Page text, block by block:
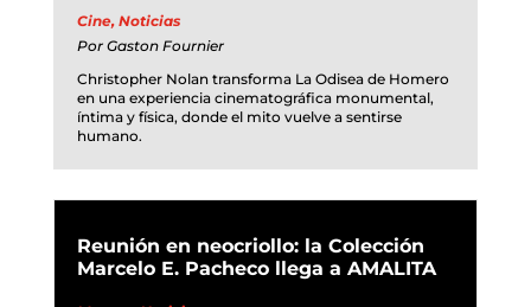
Cine, Noticias
Por Gaston Fournier
Christopher Nolan transforma La Odisea de Homero
en una experiencia cinematográfica monumental,
íntima y física, donde el mito vuelve a sentirse
humano.
Reunión en neocriollo: la Colección
Marcelo E. Pacheco llega a AMALITA